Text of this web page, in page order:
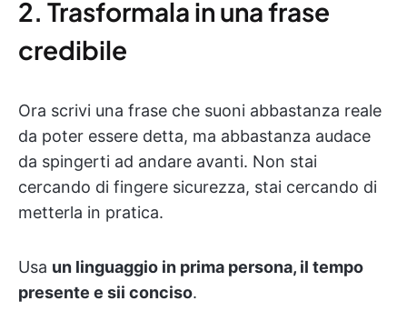
2. Trasformala in una frase
credibile
Ora scrivi una frase che suoni abbastanza reale
da poter essere detta, ma abbastanza audace
da spingerti ad andare avanti. Non stai
cercando di fingere sicurezza, stai cercando di
metterla in pratica.
Usa un linguaggio in prima persona, il tempo
presente e sii conciso.